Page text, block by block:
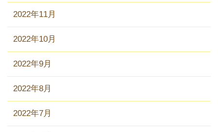
2022年11月
2022年10月
2022年9月
2022年8月
2022年7月